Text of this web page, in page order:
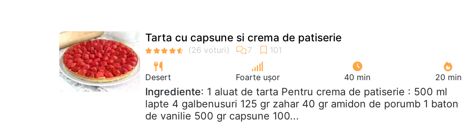
Tarta cu capsune si crema de patiserie
Desert Foarte ușor 40 min 20 min
Ingrediente: 1 aluat de tarta Pentru crema de patiserie : 500 ml
lapte 4 galbenusuri 125 gr zahar 40 gr amidon de porumb 1 baton
de vanilie 500 gr capsune 100...